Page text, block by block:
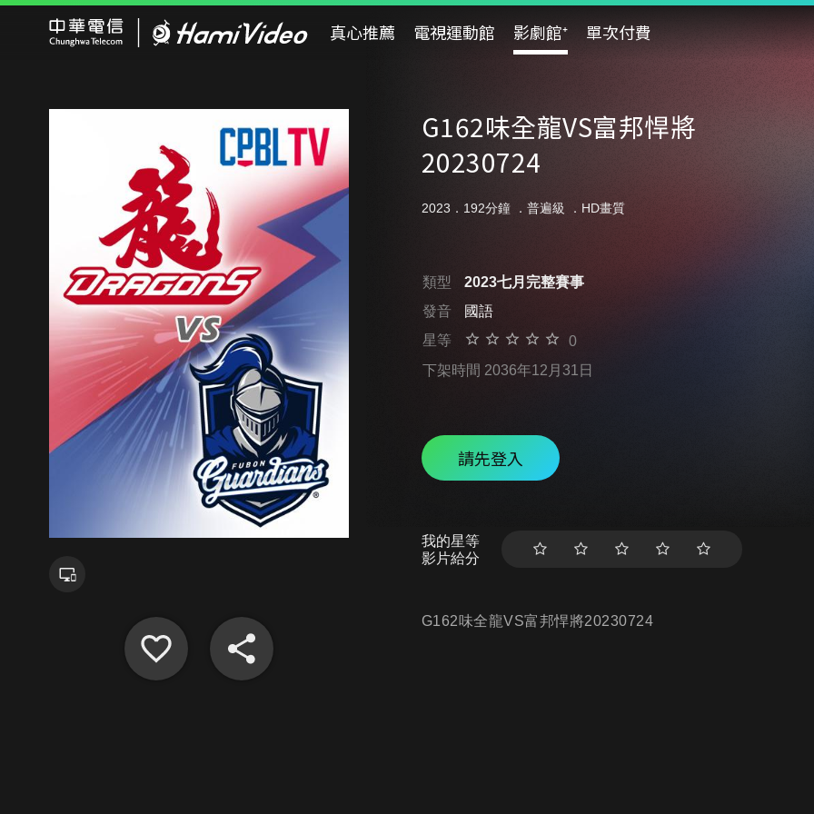
真心推薦 電視運動館 影劇館⁺ 單次付費
G162味全龍VS富邦悍將
20230724
2023．192分鐘 ． 普遍級 ．HD畫質
類型
2023七月完整賽事
發音
國語
星等
0
下架時間 2036年12月31日
請先登入
我的星等
影片給分
G162味全龍VS富邦悍將20230724